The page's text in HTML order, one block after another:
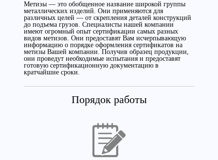
Метизы — это обобщенное название широкой группы
металлических изделий. Они применяются для
различных целей — от скрепления деталей конструкций
до подъема грузов. Специалисты нашей компании
имеют огромный опыт сертификации самых разных
видов метизов. Они предоставят Вам исчерпывающую
информацию о порядке оформления сертификатов на
метизы Вашей компании. Получив образец продукции,
они проведут необходимые испытания и предоставят
готовую сертификационную документацию в
кратчайшие сроки.
Порядок работы